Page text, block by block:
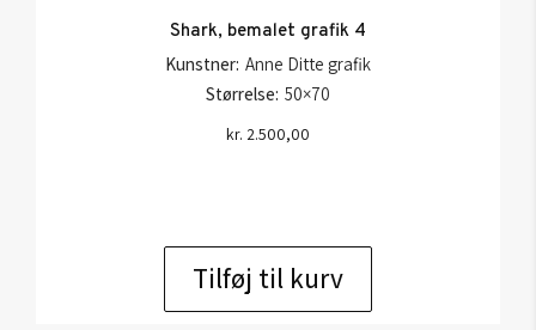
Shark, bemalet grafik 4
Kunstner: Anne Ditte grafik
Størrelse: 50×70
kr. 2.500,00
Tilføj til kurv